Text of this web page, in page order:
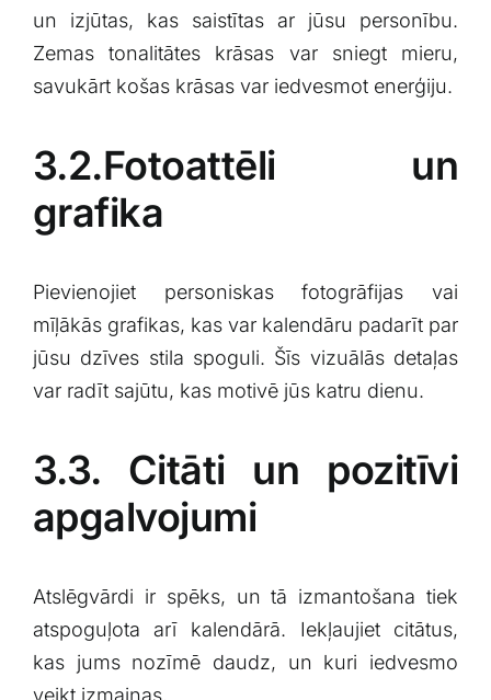
un izjūtas, kas saistītas ar jūsu personību.
Zemas ‍tonalitātes krāsas var sniegt mieru,
‌savukārt košas ‍krāsas var iedvesmot enerģiju.
3.2.Fotoattēli un
‌grafika
Pievienojiet personiskas fotogrāfijas vai
mīļākās grafikas, kas var kalendāru padarīt par
jūsu ⁢dzīves stila spoguli. Šīs vizuālās detaļas
var radīt sajūtu, kas motivē jūs katru dienu.
3.3. Citāti un pozitīvi​
apgalvojumi
Atslēgvārdi ir spēks, un ⁤tā izmantošana tiek
atspoguļota arī kalendārā. Iekļaujiet citātus,
kas jums⁣ nozīmē daudz, un kuri iedvesmo
veikt izmaiņas.